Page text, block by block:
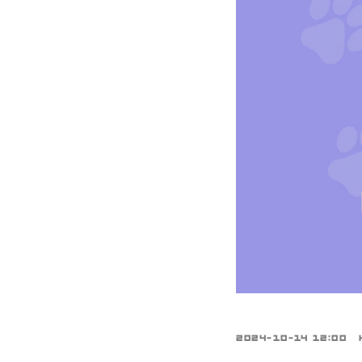
2024-10-14 12:00